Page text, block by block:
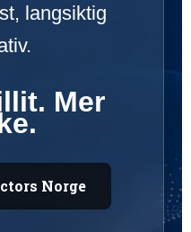
langsiktig
Mer
Norge